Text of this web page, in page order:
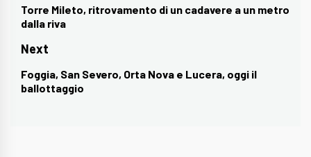
articoli
Previous
post:
Torre Mileto, ritrovamento di un cadavere a un metro
dalla riva
Next
Next
post:
Foggia, San Severo, Orta Nova e Lucera, oggi il
ballottaggio